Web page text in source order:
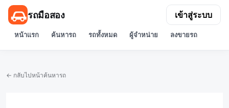
รถมือสอง
หน้าแรก ค้นหารถ รถทั้งหมด ผู้จำหน่าย ลงขายรถ
เข้าสู่ระบบ
← กลับไปหน้าค้นหารถ